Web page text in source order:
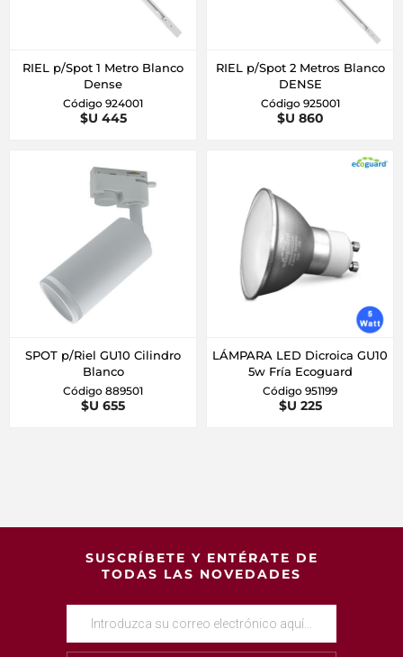
RIEL p/Spot 1 Metro Blanco
Dense
Código 924001
$U 445
RIEL p/Spot 2 Metros Blanco
DENSE
Código 925001
$U 860
SPOT p/Riel GU10 Cilindro
Blanco
Código 889501
$U 655
LÁMPARA LED Dicroica GU10
5w Fría Ecoguard
Código 951199
$U 225
SUSCRÍBETE Y ENTÉRATE DE
TODAS LAS NOVEDADES